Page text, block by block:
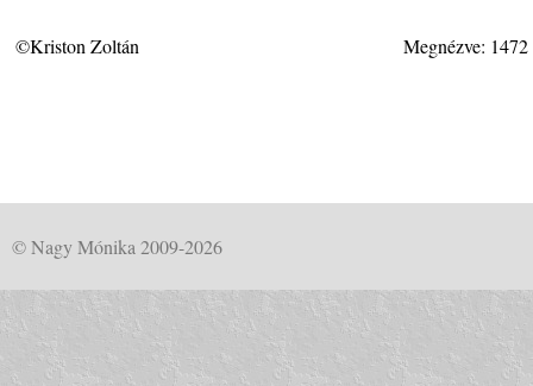
©Kriston Zoltán Megnézve:
© Nagy Mónika 2009-2026